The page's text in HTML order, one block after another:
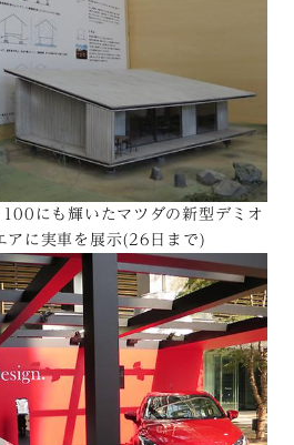
にも輝いたマツダの新型デミオ
アに実車を展示(26日まで)